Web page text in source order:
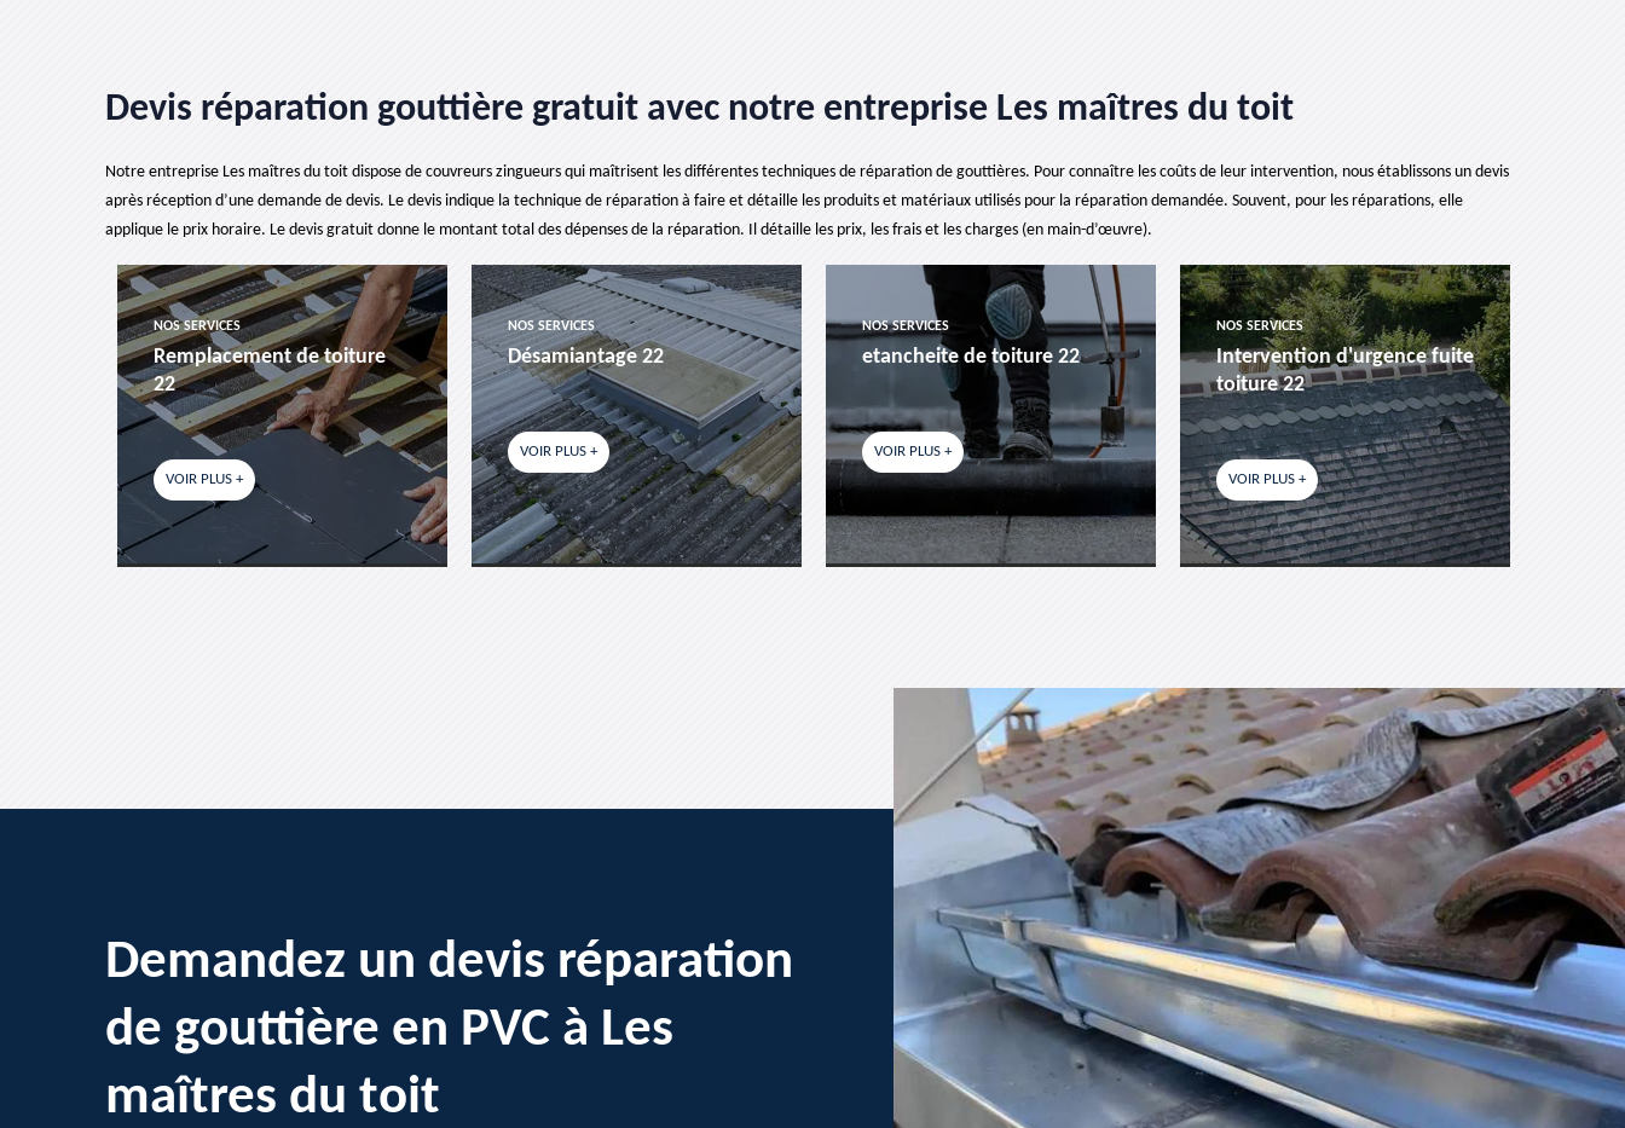
Devis réparation gouttière gratuit avec notre entreprise Les maîtres du toit
Notre entreprise Les maîtres du toit dispose de couvreurs zingueurs qui maîtrisent les différentes techniques de réparation de gouttières. Pour connaître les coûts de leur intervention, nous établissons un devis
après réception d’une demande de devis. Le devis indique la technique de réparation à faire et détaille les produits et matériaux utilisés pour la réparation demandée. Souvent, pour les réparations, elle
applique le prix horaire. Le devis gratuit donne le montant total des dépenses de la réparation. Il détaille les prix, les frais et les charges (en main-d’œuvre).
NOS SERVICES
Remplacement de toiture
22
VOIR PLUS +
NOS SERVICES
Désamiantage 22
VOIR PLUS +
NOS SERVICES
etancheite de toiture 22
VOIR PLUS +
NOS SERVICES
Intervention d'urgence fuite
toiture 22
VOIR PLUS +
Demandez un devis réparation
de gouttière en PVC à Les
maîtres du toit